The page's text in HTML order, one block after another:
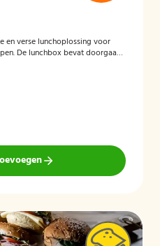
en verse lunchoplossing voor
De lunchbox bevat doorgaans
waarbij rekening kan worden
De focus ligt op een
gepresenteerde lunch die